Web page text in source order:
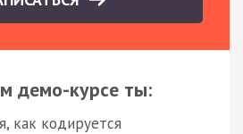
демо-курсе ты:
как кодируется